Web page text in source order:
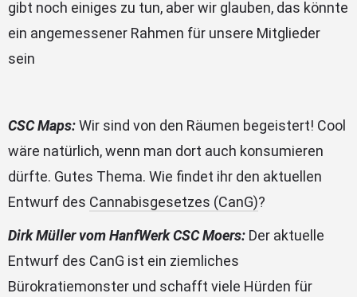
gibt noch einiges zu tun, aber wir glauben, das könnte
ein angemessener Rahmen für unsere Mitglieder
sein
CSC Maps:Wir sind von den Räumen begeistert! Cool
wäre natürlich, wenn man dort auch konsumieren
dürfte. Gutes Thema. Wie findet ihr den aktuellen
Entwurf des Cannabisgesetzes (CanG)?
Dirk Müller vom HanfWerk CSC Moers: Der aktuelle
Entwurf des CanG ist ein ziemliches
Bürokratiemonster und schafft viele Hürden für